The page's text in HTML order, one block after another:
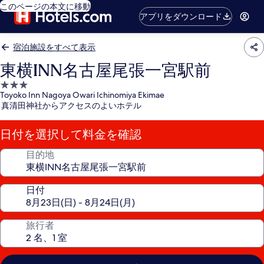
このページの本文に移動
アプリをダウンロード
宿泊施設をすべて表示
東横INN名古屋尾張一宮駅前
3.0
つ
星
宿
泊
施
Toyoko Inn Nagoya Owari Ichinomiya Ekimae
真清田神社からアクセスのよいホテル
日付を選択して料金を確認
目的地
日付
旅行者